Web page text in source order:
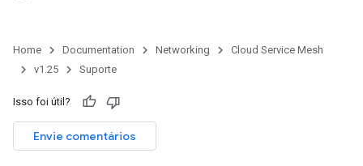
Home Documentation Networking
Cloud Service Mesh
v1.25
Suporte
Isso foi útil?
Envie comentários